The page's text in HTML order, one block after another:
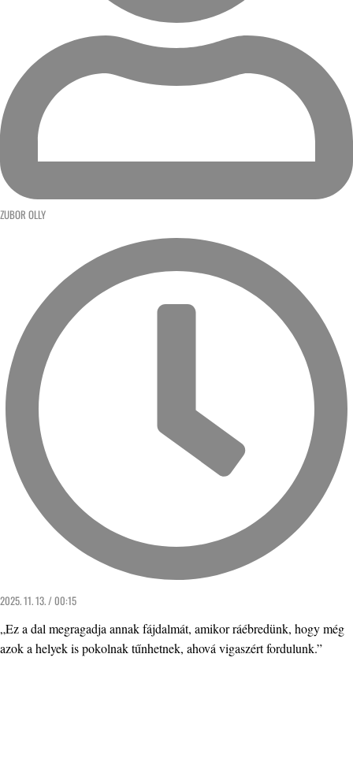
ZUBOR OLLY
2025. 11. 13. / 00:15
„Ez a dal megragadja annak fájdalmát, amikor ráébredünk, hogy még
azok a helyek is pokolnak tűnhetnek, ahová vigaszért fordulunk.”